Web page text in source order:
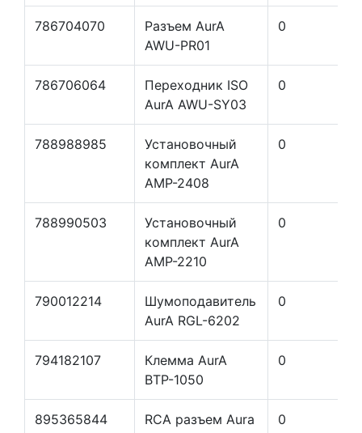
786704070
Разъем AurA
AWU-PR01
0
786706064
Переходник ISO
AurA AWU-SY03
0
788988985
Установочный
комплект AurA
AMP-2408
0
788990503
Установочный
комплект AurA
AMP-2210
0
790012214
Шумоподавитель
AurA RGL-6202
0
794182107
Клемма AurA
BTP-1050
0
895365844
RCA разъем Aura
0